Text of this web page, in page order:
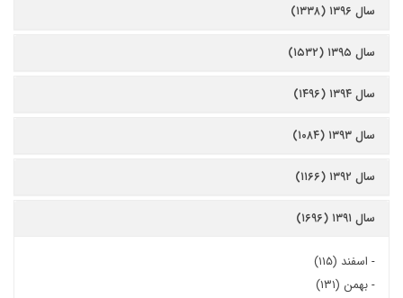
سال ۱۳۹۶ (۱۳۳۸)
سال ۱۳۹۵ (۱۵۳۲)
سال ۱۳۹۴ (۱۴۹۶)
سال ۱۳۹۳ (۱۰۸۴)
سال ۱۳۹۲ (۱۱۶۶)
سال ۱۳۹۱ (۱۶۹۶)
- اسفند (۱۱۵)
-بهمن (۱۳۱)